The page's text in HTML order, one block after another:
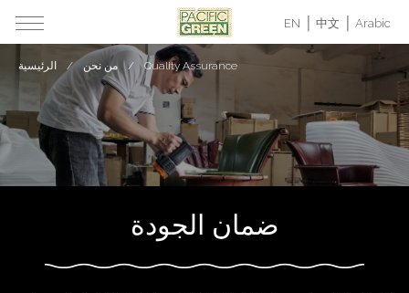
EN 中文 Arabic
ضمان الجودة
الرئيسية من نحن Quality Assurance